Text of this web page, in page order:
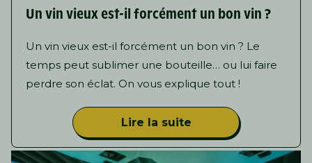
Un vin vieux est-il forcément un bon vin ?
Un vin vieux est-il forcément un bon vin ? Le
temps peut sublimer une bouteille… ou lui faire
perdre son éclat. On vous explique tout !
Lire la suite